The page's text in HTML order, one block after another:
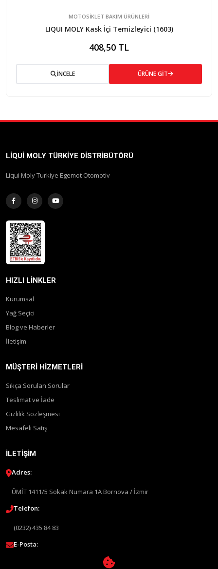
MOTOSİKLET BAKIM ÜRÜNLERİ
LIQUI MOLY Kask İçi Temizleyici (1603)
408,50 TL
İNCELE ÜRÜNE GİT
LIQUI MOLY TÜRKIYE DISTRIBÜTÖRÜ
Liqui Moly Turkiye Egemot Otomotiv
HIZLI LINKLER
Kurumsal
Yağ Seçici
Blog ve Haberler
İletişim
MÜŞTERI HIZMETLERI
Sıkça Sorulan Sorular
Teslimat ve İade
Gizlilik Sözleşmesi
Mesafeli Satış
İLETIŞIM
Adres:
ÜMİT 1411/5 Sokak Numara 1A Bornova / İzmir
Telefon:
(0232) 435 84 83
E-Posta: